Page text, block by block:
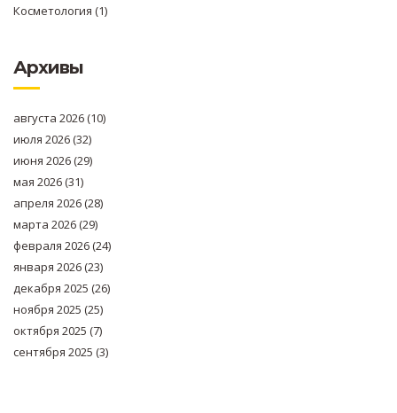
Косметология (1)
Архивы
августа 2026(10)
июля 2026(32)
июня 2026(29)
мая 2026(31)
апреля 2026(28)
марта 2026(29)
февраля 2026(24)
января 2026(23)
декабря 2025 (26)
ноября 2025 (25)
октября 2025 (7)
сентября 2025 (3)